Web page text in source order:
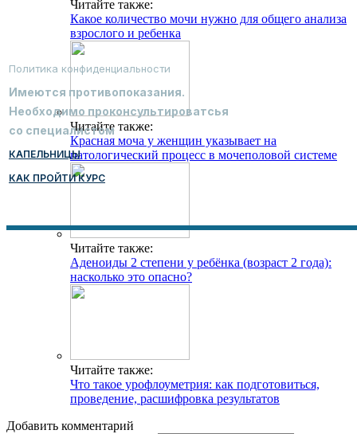
Читайте также:
Какое количество мочи нужно для общего анализа
взрослого и ребенка
Читайте также:
Красная моча у женщин указывает на
патологический процесс в мочеполовой системе
Читайте также:
Аденоиды 2 степени у ребёнка (возраст 2 года):
насколько это опасно?
Читайте также:
Что такое урофлоуметрия: как подготовиться,
проведение, расшифровка результатов
Добавить комментарий
Политика конфиденциальности
Имеются противопоказания.
Необходимо проконсультироватсья
со специалистом
КАПЕЛЬНИЦЫ
КАК ПРОЙТИ КУРС